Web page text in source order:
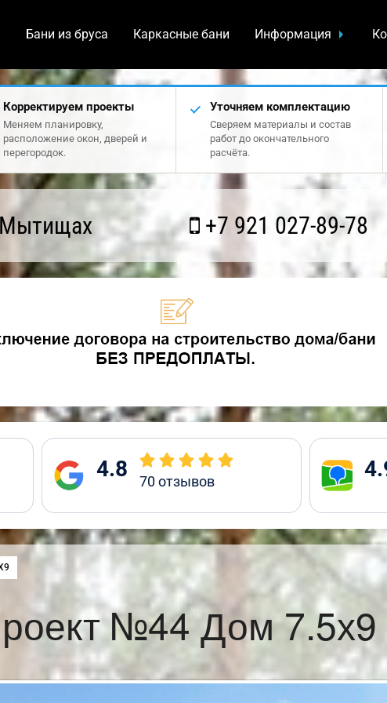
Бани из бруса Каркасные бани Информация
Корректируем проекты
Меняем планировку,
расположение окон, дверей и
перегородок.
Уточняем комплектацию
Сверяем материалы и состав
работ до окончательного
расчёта.
+7 921 027-89-78
4.8 70отзывов
№44 Дом 7.5х9